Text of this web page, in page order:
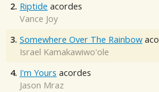
2. Riptide acordes
Vance Joy
3. Somewhere Over The Rainbow
Israel Kamakawiwo'ole
4. I'm Yours acordes
Jason Mraz